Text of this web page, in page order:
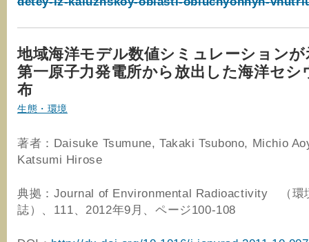
地域海洋モデル数値シミュレーションが
第一原子力発電所から放出した海洋セシ
布
生態・環境
著者：Daisuke Tsumune, Takaki Tsubono, Michio
Katsumi Hirose
典拠：Journal of Environmental Radioactivity （環
誌）、111、2012年9月、ページ100-108